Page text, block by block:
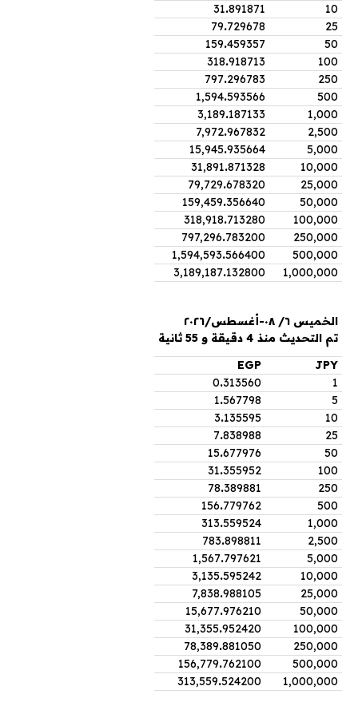
10
31.891871
25
79.729678
50
159.459357
100
318.918713
250
797.296783
500
1,594.593566
1,000
3,189.187133
2,500
7,972.967832
5,000
15,945.935664
10,000
31,891.871328
25,000
79,729.678320
50,000
159,459.356640
100,000
318,918.713280
250,000
797,296.783200
500,000
1,594,593.566400
1,000,000
3,189,187.132800
الخميس ٦/ ٠٨-أغسطس/٢٠٢٦
تم التحديث منذ 4 دقيقة و 55 ثانية
JPY
EGP
1
0.313560
5
1.567798
10
3.135595
25
7.838988
50
15.677976
100
31.355952
250
78.389881
500
156.779762
1,000
313.559524
2,500
783.898811
5,000
1,567.797621
10,000
3,135.595242
25,000
7,838.988105
50,000
15,677.976210
100,000
31,355.952420
250,000
78,389.881050
500,000
156,779.762100
1,000,000
313,559.524200